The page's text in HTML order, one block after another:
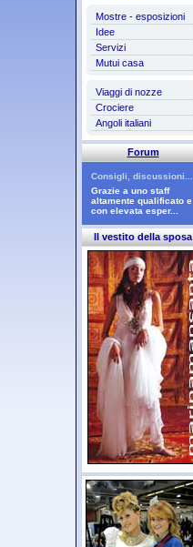
Mostre - esposizioni
Idee
Servizi
Mutui casa
Viaggi di nozze
Crociere
Angoli italiani
Forum
Consigli, discussioni...
Grazie a uno staff
altamente qualificato e
con elevata esper...
Il vestito della sposa